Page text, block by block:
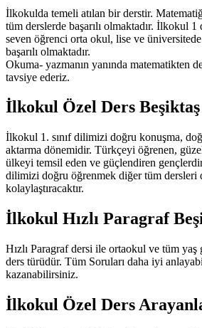
İlkokulda temeli atılan bir derstir.
tüm derslerde başarılı olmaktadır. İlkokul
seven öğrenci orta okul, lise ve
başarılı olmaktadır.
Okuma- yazmanın yanında matematikten
tavsiye ederiz.
İlkokul Özel Ders Beşiktaş
İlkokul 1. sınıf dilimizi doğru konuşma,
aktarma dönemidir. Türkçeyi öğrenen,
ülkeyi temsil eden ve güçlendiren
dilimizi doğru öğrenmek diğer tüm dersleri
kolaylaştıracaktır.
İlkokul Hızlı Paragraf
Hızlı Paragraf dersi ile ortaokul ve tüm
ders türüdür. Tüm Soruları daha iyi
kazanabilirsiniz.
İlkokul Özel Ders